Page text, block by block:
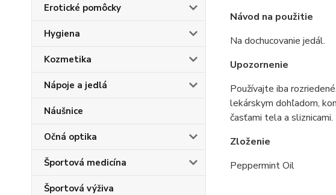
Erotické pomôcky
Hygiena
Kozmetika
Nápoje a jedlá
Náušnice
Očná optika
Športová medicína
Športová výživa
Návod na použitie
Na dochucovanie jedál.
Upozornenie
Používajte iba
lekárskym dohľadom,
časťami tela a sliznicami.
Zloženie
Peppermint Oil